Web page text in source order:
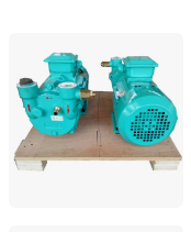
Shanghai Yulong
Shanghai, China